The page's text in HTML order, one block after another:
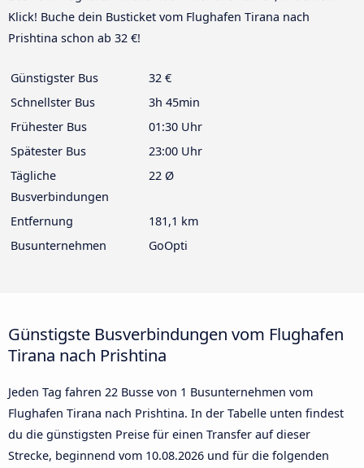
Klick! Buche dein Busticket vom Flughafen Tirana nach
Prishtina schon ab 32 €!
Günstigster Bus
32 €
Schnellster Bus
3h 45min
Frühester Bus
01:30 Uhr
Spätester Bus
23:00 Uhr
Tägliche
Busverbindungen
22 Ø
Entfernung
181,1 km
Busunternehmen
GoOpti
Günstigste Busverbindungen vom Flughafen
Tirana nach Prishtina
Jeden Tag fahren 22 Busse von 1 Busunternehmen vom
Flughafen Tirana nach Prishtina. In der Tabelle unten findest
du die günstigsten Preise für einen Transfer auf dieser
Strecke, beginnend vom 10.08.2026 und für die folgenden